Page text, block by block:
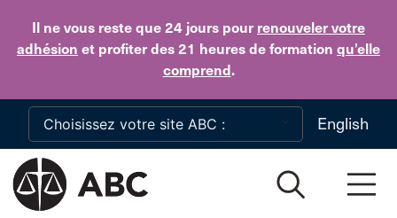
Il ne vous reste que 24 jours pour renouveler votre
adhésion et profiter des 21 heures de formation qu’elle
comprend.
Skip to main content
English